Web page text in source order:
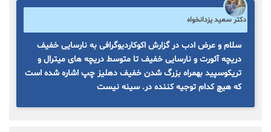
دکتر سعید یزدانخواه
سلام و عرض ادب در گزارش اکوکاردیوگرافی به نارسایی خفیف
دریچه آئورت و نارسایی خفیف تا متوسط دریچه های میترال و
تریکوسپید بهمراه بزرگ شدن خفیف دهلیز چپ اشاره شده است
که هیچ کدام توجیه کننده در. سینه نیست